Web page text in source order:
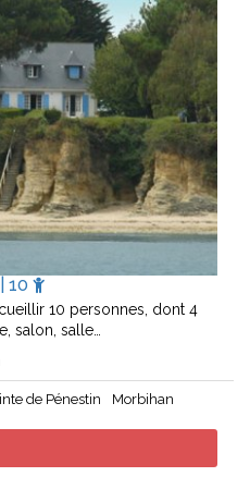
10
10 personnes, dont 4
salon, salle…
de Pénestin
Morbihan